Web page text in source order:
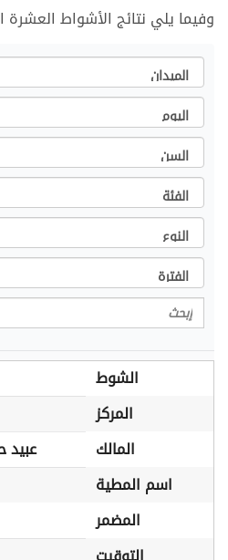
وفيما يلي نتائج الأشواط العشرة
الميدان
اليوم
السن
الفئة
النوع
الفترة
Search
الشوط
المركز
المالك
عبيد
اسم المطية
المضمر